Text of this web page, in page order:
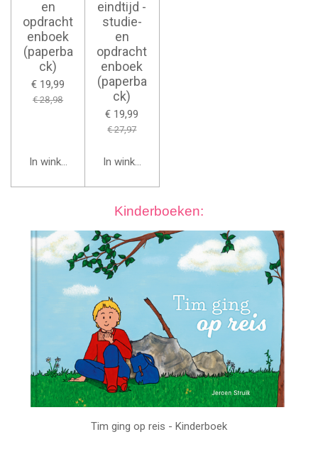
en
opdracht
enboek
(paperba
ck)
€ 19,99
€ 28,98
In winkelwagen
eindtijd -
studie-
en
opdracht
enboek
(paperba
ck)
€ 19,99
€ 27,97
In winkelwagen
Kinderboeken:
Tim ging op reis - Kinderboek